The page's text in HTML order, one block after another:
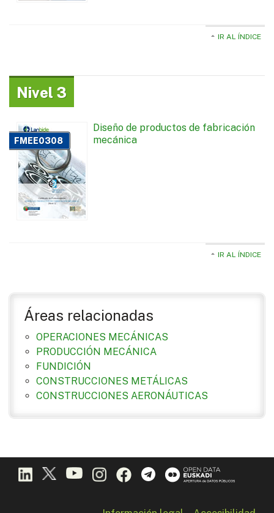
IR AL ÍNDICE
Nivel 3
FMEE0308
Diseño de productos de fabricación
mecánica
IR AL ÍNDICE
Áreas relacionadas
OPERACIONES MECÁNICAS
PRODUCCIÓN MECÁNICA
FUNDICIÓN
CONSTRUCCIONES METÁLICAS
CONSTRUCCIONES AERONÁUTICAS